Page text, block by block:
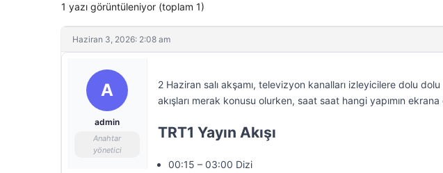
1 yazı görüntüleniyor (toplam 1)
Haziran 3, 2026: 2:08 am
A
admin
Anahtar
yönetici
2 Haziran salı akşamı, televizyon kanalları izleyicilere dolu
akışları merak konusu olurken, saat saat hangi yapımın
TRT1 Yayın Akışı
00:15 – 03:00 Dizi